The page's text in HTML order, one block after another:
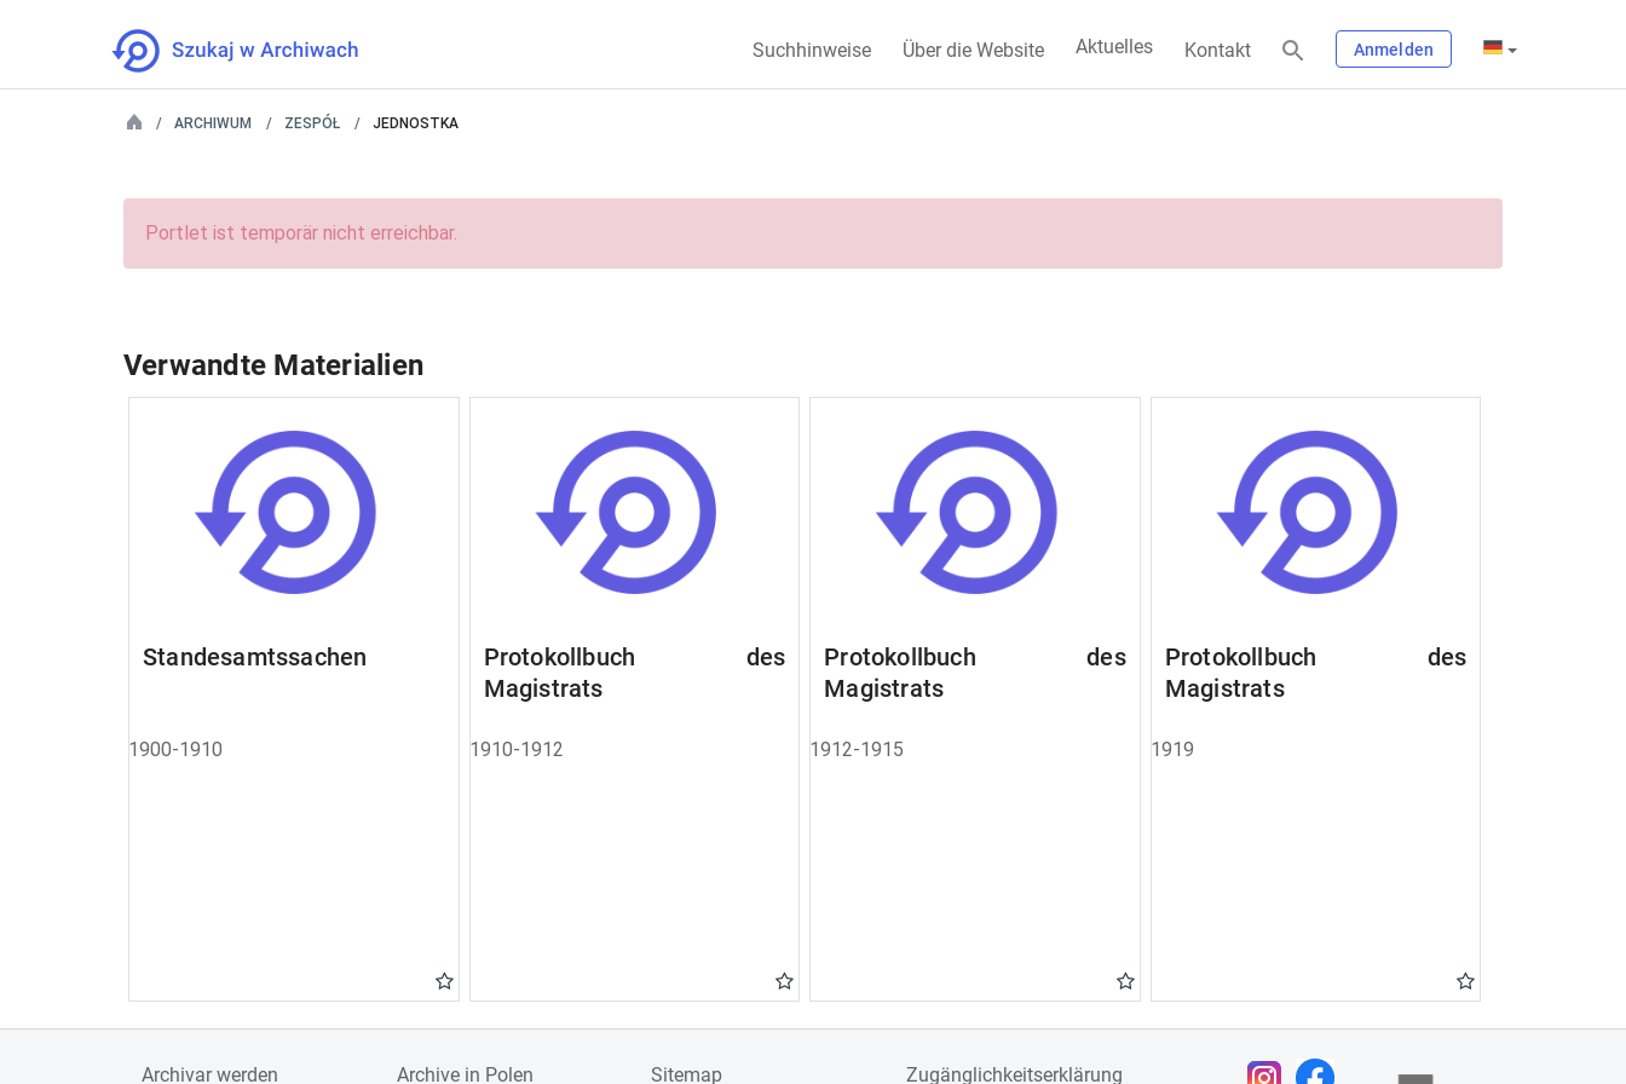
Suchhinweise Über die Website Aktuelles Kontakt Anmelden
ARCHIWUM ZESPÓŁ JEDNOSTKA
Portlet ist temporär nicht erreichbar.
Verwandte Materialien
Standesamtssachen
1900-1910
Protokollbuch des
Magistrats
1910-1912
Protokollbuch des
Magistrats
1912-1915
Protokollbuch des
Magistrats
1919
Archivar werden Archive in Polen Sitemap Zugänglichkeitserklärung